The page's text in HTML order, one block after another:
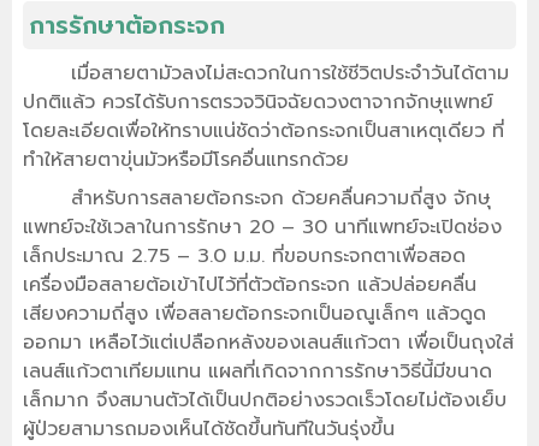
การรักษาต้อกระจก
เมื่อสายตามัวลงไม่สะดวกในการใช้ชีวิตประจำวันได้ตาม
ปกติแล้ว ควรได้รับการตรวจวินิจฉัยดวงตาจากจักษุแพทย์
โดยละเอียดเพื่อให้ทราบแน่ชัดว่าต้อกระจกเป็นสาเหตุเดียว ที่
ทำให้สายตาขุ่นมัวหรือมีโรคอื่นแทรกด้วย
สำหรับการสลายต้อกระจก ด้วยคลื่นความถี่สูง จักษุ
แพทย์จะใช้เวลาในการรักษา 20 – 30 นาทีแพทย์จะเปิดช่อง
เล็กประมาณ 2.75 – 3.0 ม.ม. ที่ขอบกระจกตาเพื่อสอด
เครื่องมือสลายต้อเข้าไปไว้ที่ตัวต้อกระจก แล้วปล่อยคลื่น
เสียงความถี่สูง เพื่อสลายต้อกระจกเป็นอณูเล็กๆ แล้วดูด
ออกมา เหลือไว้แต่เปลือกหลังของเลนส์แก้วตา เพื่อเป็นถุงใส่
เลนส์แก้วตาเทียมแทน แผลที่เกิดจากการรักษาวิธีนี้มีขนาด
เล็กมาก จึงสมานตัวได้เป็นปกติอย่างรวดเร็วโดยไม่ต้องเย็บ
ผู้ป่วยสามารถมองเห็นได้ชัดขึ้นทันทีในวันรุ่งขึ้น